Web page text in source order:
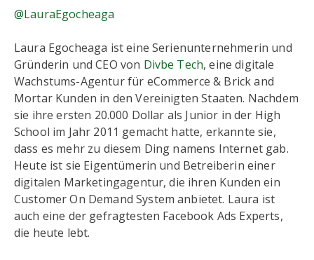
@LauraEgocheaga
Laura Egocheaga ist eine Serienunternehmerin und
Gründerin und CEO von Divbe Tech, eine digitale
Wachstums-Agentur für eCommerce & Brick and
Mortar Kunden in den Vereinigten Staaten. Nachdem
sie ihre ersten 20.000 Dollar als Junior in der High
School im Jahr 2011 gemacht hatte, erkannte sie,
dass es mehr zu diesem Ding namens Internet gab.
Heute ist sie Eigentümerin und Betreiberin einer
digitalen Marketingagentur, die ihren Kunden ein
Customer On Demand System anbietet. Laura ist
auch eine der gefragtesten Facebook Ads Experts,
die heute lebt.